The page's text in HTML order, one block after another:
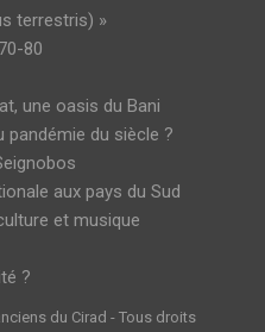
terrestris) »
80
une oasis du Bani
pandémie du siècle ?
aux pays du Sud
et musique
?
du Cirad - Tous droits